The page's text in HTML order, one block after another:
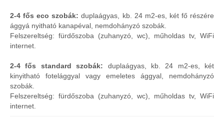
2-4 fős eco szobák: duplaágyas, kb. 24 m2-es, két fő részére
ággyá nyitható kanapéval, nemdohányzó szobák.
Felszereltség: fürdőszoba (zuhanyzó, wc), műholdas tv, WiFi
internet.
2-4 fős standard szobák: duplaágyas, kb. 24 m2-es, két
kinyitható fotelággyal vagy emeletes ággyal, nemdohányzó
szobák.
Felszereltség: fürdőszoba (zuhanyzó, wc), műholdas tv, WiFi
internet.